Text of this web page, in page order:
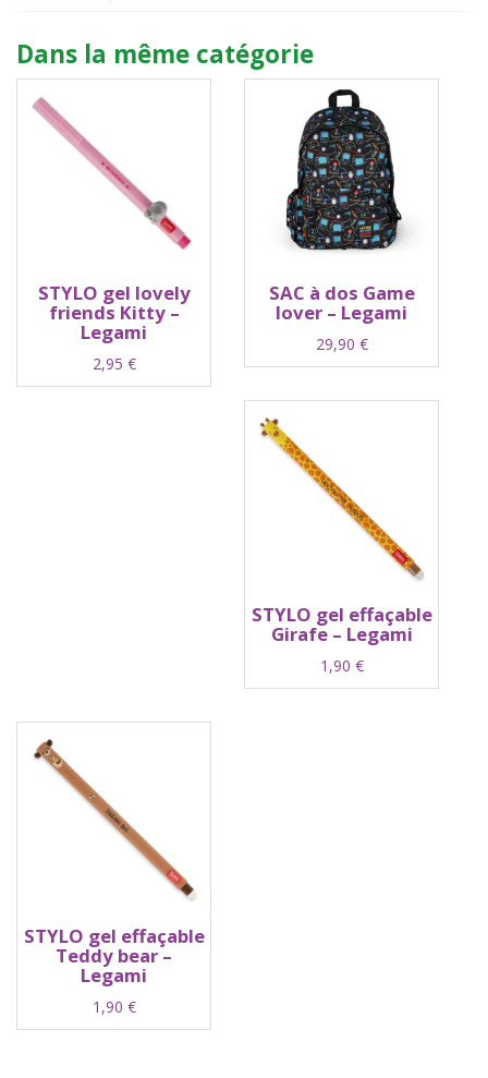
Dans la même catégorie
STYLO gel lovely
friends Kitty –
Legami
2,95 €
SAC à dos Game
lover – Legami
29,90 €
STYLO gel effaçable
Girafe – Legami
1,90 €
STYLO gel effaçable
Teddy bear –
Legami
1,90 €